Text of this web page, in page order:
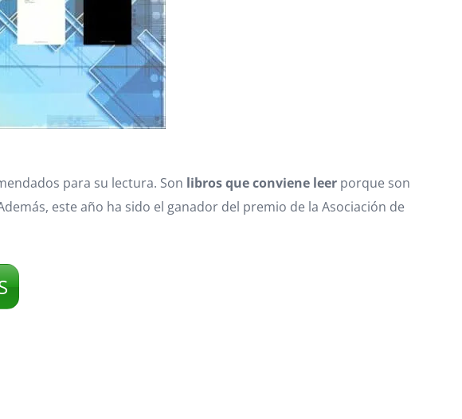
para su lectura. Son libros que conviene leer porque son
este año ha sido el ganador del premio de la Asociación de